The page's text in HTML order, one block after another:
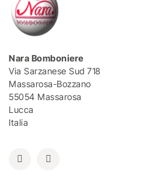
Nara Bomboniere
Via Sarzanese Sud 718
Massarosa-Bozzano
55054 Massarosa
Lucca
Italia